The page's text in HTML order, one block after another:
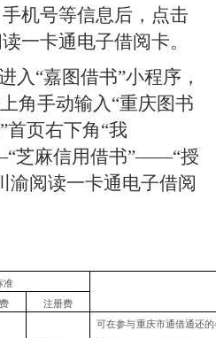
机号等信息后，点击
一卡通电子借阅卡。
入“嘉图借书”小程序，
角手动输入“重庆图书
首页右下角“我
芝麻信用借书”——“授
渝阅读一卡通电子借阅
准
注册费
可在参与重庆市通借通还